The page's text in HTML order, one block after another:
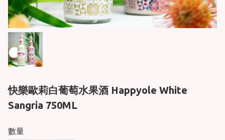
快樂歐莉白葡萄水果酒 Happyole White
Sangria 750ML
數量